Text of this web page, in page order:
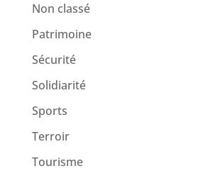
Non classé
Patrimoine
Sécurité
Solidiarité
Sports
Terroir
Tourisme